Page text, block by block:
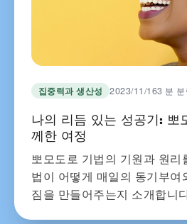
집중력과 생산성 2023/11/163 분
나의 리듬 있는 성공기: 뽀
께한 여정
뽀모도로 기법의 기원과 원리
법이 어떻게 매일의 동기부여
짐을 만들어주는지 소개합니